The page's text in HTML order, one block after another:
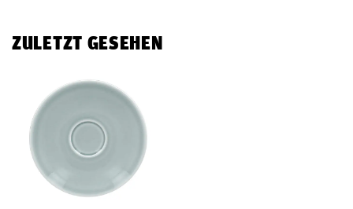
ZULETZT GESEHEN